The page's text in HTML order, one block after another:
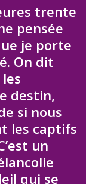
trente
pensée
je porte
On dit
destin,
si nous
les captifs
un
qui se